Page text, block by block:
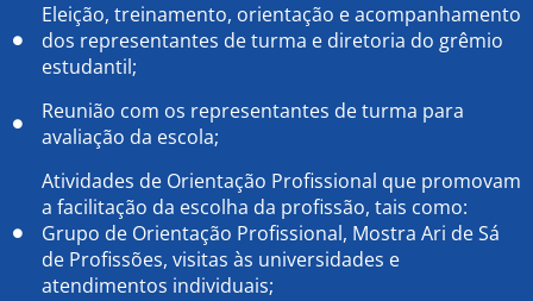
Eleição, treinamento, orientação e acompanhamento
dos representantes de turma e diretoria do grêmio
estudantil;
Reunião com os representantes de turma para
avaliação da escola;
Atividades de Orientação Profissional que promovam
a facilitação da escolha da profissão, tais como:
Grupo de Orientação Profissional, Mostra Ari de Sá
de Profissões, visitas às universidades e
atendimentos individuais;